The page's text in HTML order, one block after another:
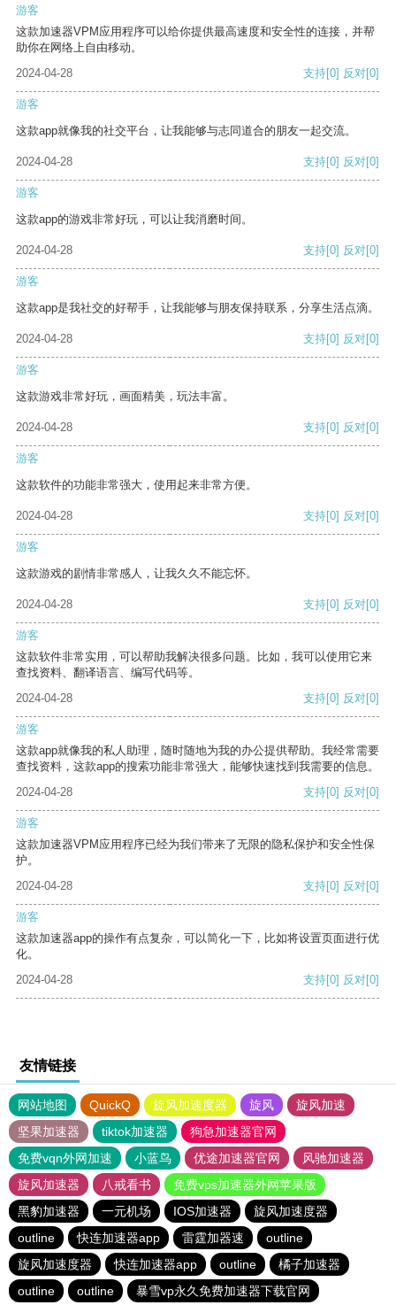
游客
这款加速器VPM应用程序可以给你提供最高速度和安全性的连接，并帮
助你在网络上自由移动。
2024-04-28
支持[0] 反对[0]
游客
这款app就像我的社交平台，让我能够与志同道合的朋友一起交流。
2024-04-28 支持[0] 反对[0]
游客
这款app的游戏非常好玩，可以让我消磨时间。
2024-04-28 支持[0] 反对[0]
游客
这款app是我社交的好帮手，让我能够与朋友保持联系，分享生活点滴。
2024-04-28 支持[0] 反对[0]
游客
这款游戏非常好玩，画面精美，玩法丰富。
2024-04-28 支持[0] 反对[0]
游客
这款软件的功能非常强大，使用起来非常方便。
2024-04-28 支持[0] 反对[0]
游客
这款游戏的剧情非常感人，让我久久不能忘怀。
2024-04-28 支持[0] 反对[0]
游客
这款软件非常实用，可以帮助我解决很多问题。比如，我可以使用它来
查找资料、翻译语言、编写代码等。
2024-04-28
支持[0] 反对[0]
游客
这款app就像我的私人助理，随时随地为我的办公提供帮助。我经常需要
查找资料，这款app的搜索功能非常强大，能够快速找到我需要的信息。
2024-04-28
支持[0] 反对[0]
游客
这款加速器VPM应用程序已经为我们带来了无限的隐私保护和安全性保
护。
2024-04-28
支持[0] 反对[0]
游客
这款加速器app的操作有点复杂，可以简化一下，比如将设置页面进行优
化。
2024-04-28
支持[0] 反对[0]
友情链接
网站地图 QuickQ 旋风加速度器 旋风
旋风加速
坚果加速器
tiktok加速器
狗急加速器官网
免费vqn外网加速
小蓝鸟 优途加速器官网
风驰加速器
旋风加速器
八戒看书
免费vps加速器外网苹果版
黑豹加速器
一元机场 IOS加速器
旋风加速度器
outline
快连加速器app 雷霆加器速
outline
旋风加速度器
快连加速器app outline
橘子加速器
outline
outline 暴雪vp永久免费加速器下载官网